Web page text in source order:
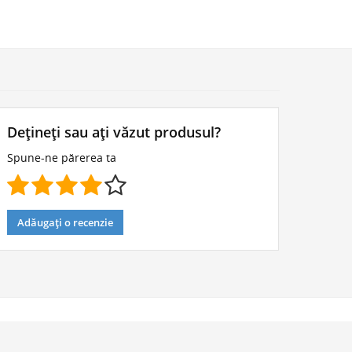
Dețineți sau ați văzut produsul?
Spune-ne părerea ta
Adăugați o recenzie